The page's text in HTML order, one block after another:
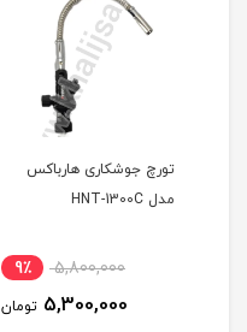
تورچ جوشکاری هارباکس
مدل HNT-1300C
5,800,000 9٪
5,300,000 تومان